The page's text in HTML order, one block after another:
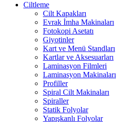
Ciltleme
Cilt Kapakları
Evrak İmha Makinaları
Fotokopi Asetatı
Giyotinler
Kart ve Menü Standları
Kartlar ve Aksesuarları
Laminasyon Filmleri
Laminasyon Makinaları
Profiller
Spiral Cilt Makinaları
Spiraller
Statik Folyolar
Yapışkanlı Folyolar